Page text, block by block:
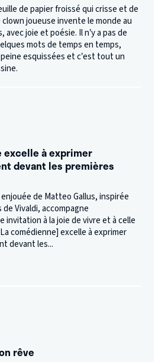
de papier froissé qui crisse et de
joueuse invente le monde au
joie et poésie. Il n’y a pas de
mots de temps en temps,
esquissées et c’est tout un
excelle à exprimer
devant les premières
de Matteo Gallus, inspirée
Vivaldi, accompagne
invitation à la joie de vivre et à celle
comédienne] excelle à exprimer
devant les...
rêve